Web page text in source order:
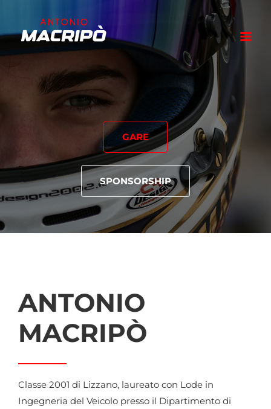
contenuto
GARE
SPONSORSHIP
ANTONIO
MACRIPÒ
Classe 2001 di Lizzano, laureato con Lode in
Ingegneria del Veicolo presso il Dipartimento di